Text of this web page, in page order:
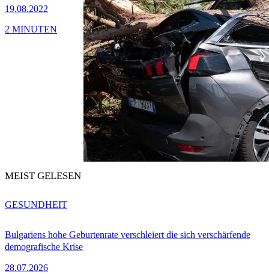
19.08.2022
2 MINUTEN
MEIST GELESEN
Bulgariens hohe Geburtenrate verschleiert die sich verschärfende
demografische Krise
28.07.2026
GESUNDHEIT